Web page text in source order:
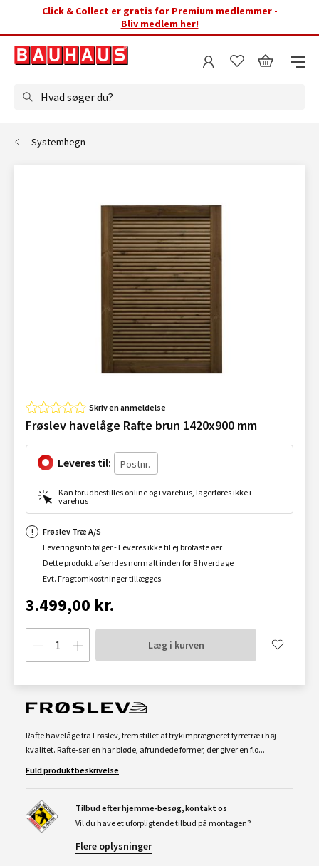
Click & Collect er gratis for Premium medlemmer -
Bliv medlem her!
Hvad søger du?
Systemhegn
Skriv en anmeldelse
Frøslev havelåge Rafte brun 1420x900 mm
Leveres til:
Kan forudbestilles online og i varehus, lagerføres ikke i
varehus
Frøslev Træ A/S
Leveringsinfo følger - Leveres ikke til ej brofaste øer
Dette produkt afsendes normalt inden for 8 hverdage
Evt. Fragtomkostninger tillægges
3.499,00 kr.
Læg i kurven
Rafte havelåge fra Frøslev, fremstillet af trykimprægneret fyrretræ i høj
kvalitet. Rafte-serien har bløde, afrundede former, der giver en flo...
Fuld produktbeskrivelse
Tilbud efter hjemme-besøg, kontakt os
Vil du have et uforpligtende tilbud på montagen?
Flere oplysninger